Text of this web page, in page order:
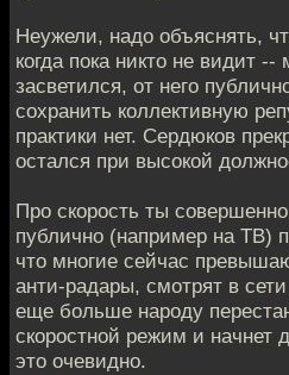
Неужели, надо объяснять,
когда пока никто не видит
засветился, от него
сохранить коллективную
практики нет. Сердюков
остался при высокой
Про скорость ты
публично (например на ТВ)
что многие сейчас
анти-радары, смотрят в
еще больше народу
скоростной режим и начнет
это очевидно.